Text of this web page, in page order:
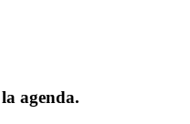
agenda.